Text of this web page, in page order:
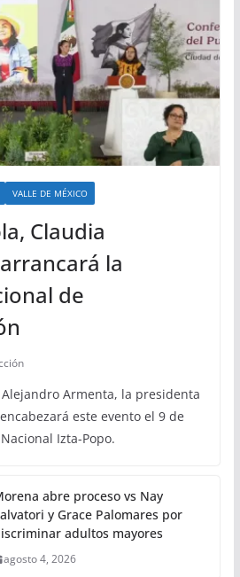
VALLE DE MÉXICO
Claudia
la
de
Armenta, la presidenta
este evento el 9 de
Izta-Popo.
abre proceso vs Nay
y Grace Palomares por
adultos mayores
agosto 4, 2026